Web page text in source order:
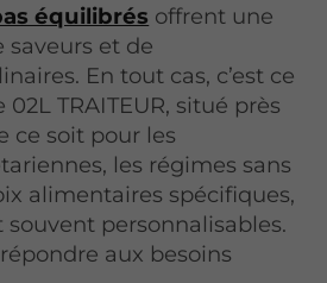
équilibrés offrent une
saveurs et de
En tout cas, c’est ce
TRAITEUR, situé près
ce soit pour les
les régimes sans
alimentaires spécifiques,
souvent personnalisables.
aux besoins